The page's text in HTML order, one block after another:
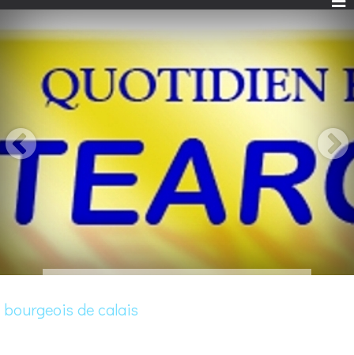
bourgeois de calais